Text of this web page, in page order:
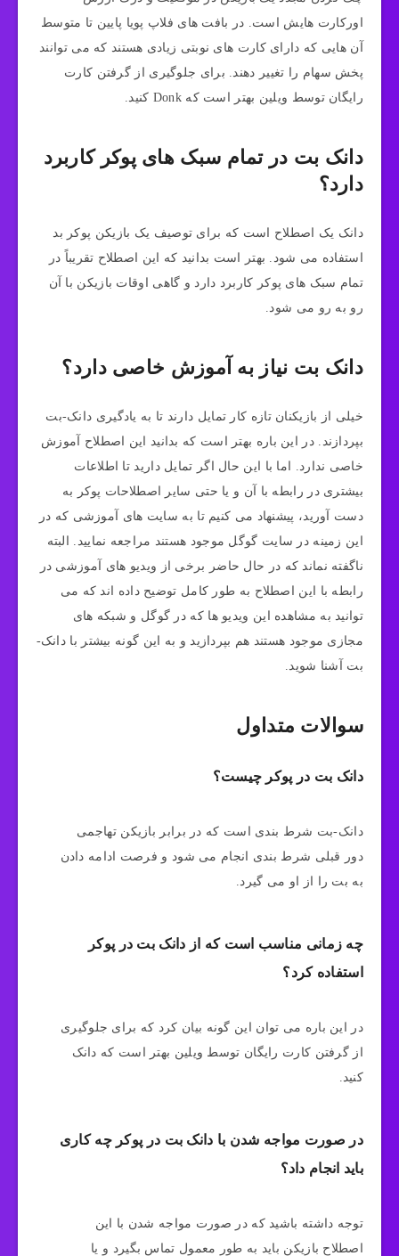
اورکارت هایش است. در بافت‌ های فلاپ پویا پایین تا متوسط
آن هایی که دارای کارت‌ های نوبتی زیادی هستند که می‌ توانند
پخش سهام را تغییر دهند. برای جلوگیری از گرفتن کارت
رایگان توسط ویلین بهتر است که Donk کنید.
دانک بت در تمام سبک های پوکر کاربرد
دارد؟
دانک یک اصطلاح است که برای توصیف یک بازیکن پوکر بد
استفاده می شود. بهتر است بدانید که این اصطلاح تقریباً در
تمام سبک‌ های پوکر کاربرد دارد و گاهی اوقات بازیکن با آن
رو به رو می شود.
دانک بت نیاز به آموزش خاصی دارد؟
خیلی از بازیکنان تازه کار تمایل دارند تا به یادگیری دانک-بت
بپردازند. در این باره بهتر است که بدانید این اصطلاح آموزش
خاصی ندارد. اما با این حال اگر تمایل دارید تا اطلاعات
بیشتری در رابطه با آن و یا حتی سایر اصطلاحات پوکر به
دست آورید، پیشنهاد می‌ کنیم تا به سایت‌ های آموزشی که در
این زمینه در سایت گوگل موجود هستند مراجعه نمایید. البته
ناگفته نماند که در حال حاضر برخی از ویدیو های آموزشی در
رابطه با این اصطلاح به طور کامل توضیح داده اند که می
توانید به مشاهده این ویدیو ها که در گوگل و شبکه های
مجازی موجود هستند هم بپردازید و به این گونه بیشتر با دانک-
بت آشنا شوید.
سوالات متداول
دانک بت در پوکر چیست؟
دانک-بت شرط بندی است که در برابر بازیکن تهاجمی
دور قبلی شرط بندی انجام می‌ شود و فرصت ادامه دادن
به بت را از او می‌ گیرد.
چه زمانی مناسب است که از دانک بت در پوکر
استفاده کرد؟
در این باره می توان این گونه بیان کرد که برای جلوگیری
از گرفتن کارت رایگان توسط ویلین بهتر است که دانک
کنید.
در صورت مواجه شدن با دانک بت در پوکر چه کاری
باید انجام داد؟
توجه داشته باشید که در صورت مواجه شدن با این
اصطلاح بازیکن باید به طور معمول تماس بگیرد و یا